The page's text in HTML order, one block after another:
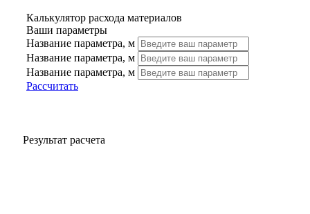
Калькулятор расхода материалов
Ваши параметры
Название параметра, м
Название параметра, м
Название параметра, м
Рассчитать
Результат расчета